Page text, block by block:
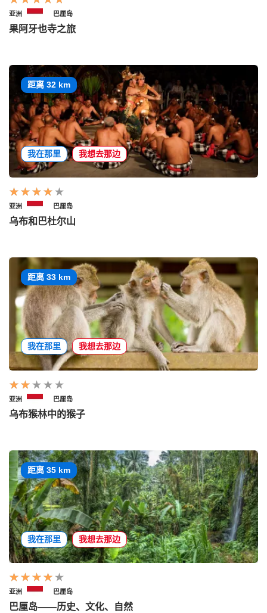
亚洲 巴厘岛
果阿牙也寺之旅
距离 32 km
我在那里 我想去那边
亚洲 巴厘岛
乌布和巴杜尔山
距离 33 km
我在那里 我想去那边
亚洲 巴厘岛
乌布猴林中的猴子
距离 35 km
我在那里 我想去那边
亚洲 巴厘岛
巴厘岛——历史、文化、自然